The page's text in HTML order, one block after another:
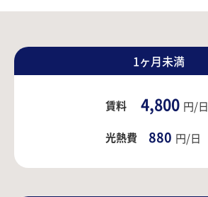
1ヶ月未満
賃料 4,800 円/日
光熱費
880 円/日